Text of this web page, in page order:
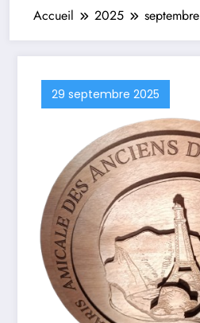
Accueil 2025 septembre
29 septembre 2025